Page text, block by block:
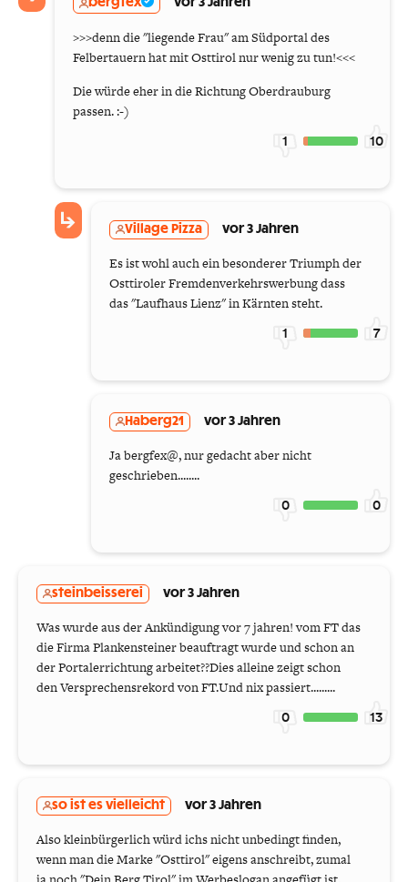
bergfex vor 3 Jahren
>>>denn die "liegende Frau" am Südportal des
Felbertauern hat mit Osttirol nur wenig zu tun!<<<
Die würde eher in die Richtung Oberdrauburg
passen. :-)
1 10
Village Pizza vor 3 Jahren
Es ist wohl auch ein besonderer Triumph der
Osttiroler Fremdenverkehrswerbung dass
das "Laufhaus Lienz" in Kärnten steht.
1 7
Haberg21 vor 3 Jahren
Ja bergfex@, nur gedacht aber nicht
geschrieben........
0 0
steinbeisserei vor 3 Jahren
Was wurde aus der Ankündigung vor 7 jahren! vom FT das
die Firma Plankensteiner beauftragt wurde und schon an
der Portalerrichtung arbeitet??Dies alleine zeigt schon
den Versprechensrekord von FT.Und nix passiert.........
0 13
so ist es vielleicht vor 3 Jahren
Also kleinbürgerlich würd ichs nicht unbedingt finden,
wenn man die Marke "Osttirol" eigens anschreibt, zumal